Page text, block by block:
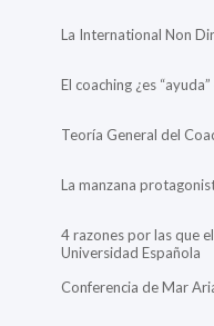
La International Non
El coaching ¿es
Teoría General del
La manzana
4 razones por las que
Universidad Española
Conferencia de Mar